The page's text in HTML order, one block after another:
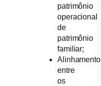
patrimônio
operacional
de
patrimônio
familiar;
Alinhamento
entre
os